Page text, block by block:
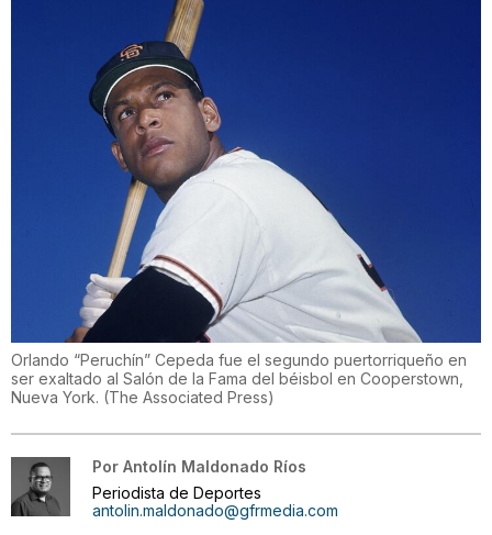
Orlando “Peruchín” Cepeda fue el segundo puertorriqueño en
ser exaltado al Salón de la Fama del béisbol en Cooperstown,
Nueva York. (The Associated Press)
Por Antolín Maldonado Ríos
Periodista de Deportes
antolin.maldonado@gfrmedia.com